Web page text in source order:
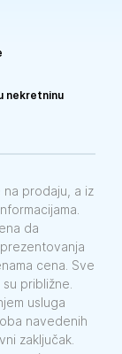
nekretninu
na prodaju, a iz
da
cena. Sve
približne.
usluga
navedenih
zaključak.